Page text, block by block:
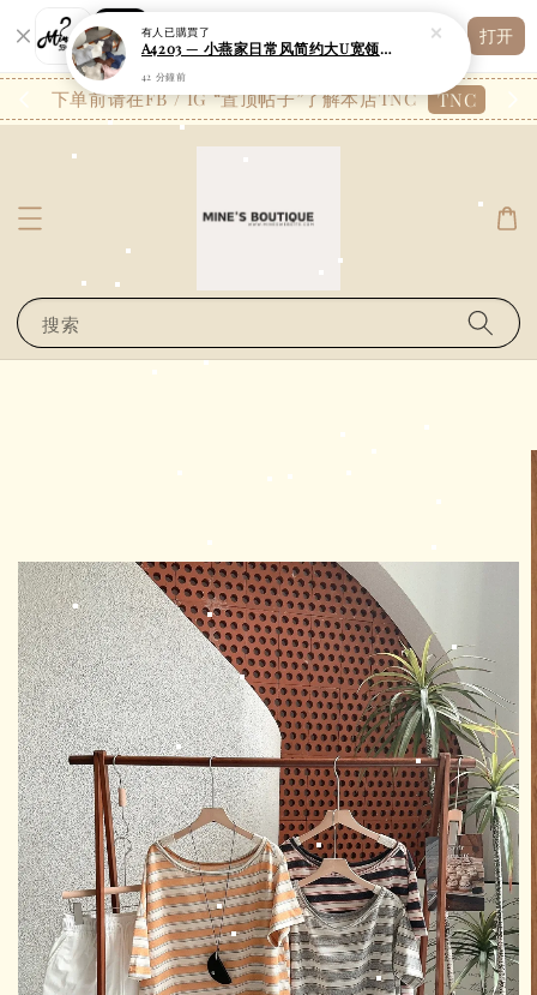
Shopping: 追踪您的订单
您信赖的商店
打开
下单前请在FB / IG “置顶帖子”了解本店TNC TNC
搜索
有人 已購買了
A4203 — 小燕家日常风简约大U宽领修身短版上衣
42 分鐘前